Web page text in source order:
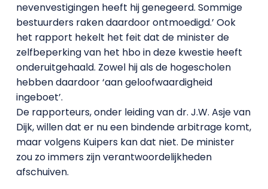
nevenvestigingen heeft hij genegeerd. Sommige
bestuurders raken daardoor ontmoedigd.’ Ook
het rapport hekelt het feit dat de minister de
zelfbeperking van het hbo in deze kwestie heeft
onderuitgehaald. Zowel hij als de hogescholen
hebben daardoor ‘aan geloofwaardigheid
ingeboet’.
De rapporteurs, onder leiding van dr. J.W. Asje van
Dijk, willen dat er nu een bindende arbitrage komt,
maar volgens Kuipers kan dat niet. De minister
zou zo immers zijn verantwoordelijkheden
afschuiven.